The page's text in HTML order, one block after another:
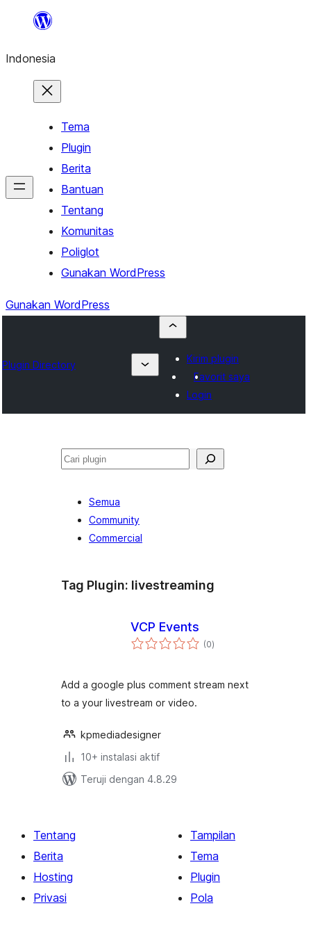
Lewati
konten
Indonesia
Tema
Plugin
Berita
Bantuan
Tentang
Komunitas
Poliglot
Gunakan WordPress
Gunakan WordPress
Plugin Directory
Kirim plugin
Favorit saya
Login
Cari
Semua
Community
Commercial
Tag Plugin: livestreaming
VCP Events
(0total
rating
)
Add a google plus comment stream next
to a your livestream or video.
kpmediadesigner
10+ instalasi aktif
Teruji dengan 4.8.29
Tentang
Berita
Hosting
Privasi
Tampilan
Tema
Plugin
Pola